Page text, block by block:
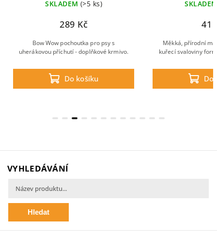
SKLADEM (>5 ks)
289 Kč
Do košíku
Bow Wow pochoutka pro psy s
uherákovou příchutí - doplňkové krmivo.
41
Do
Měkká, přírodní
kuřecí svaloviny
VYHLEDÁVÁNÍ
Hledat